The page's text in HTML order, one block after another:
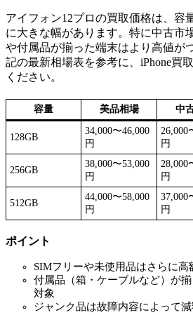
アイフォン12プロの買取価格は、容
に大きな幅があります。特に中古市
や付属品が揃った端末はより高値が
記の最新相場表を参考に、iPhone買
ください。
容量 美品相場 中
128GB
34,000〜46,000
円
26,000
円
256GB
38,000〜53,000
円
28,000
円
512GB
44,000〜58,000
円
37,000
円
ポイント
SIMフリーや未使用品はさらに高
付属品（箱・ケーブルなど）が
対象
ジャンク品は故障内容によって